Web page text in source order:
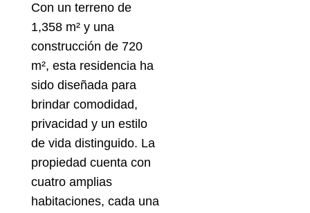
Con un terreno de
1,358 m² y una
construcción de 720
m², esta residencia ha
sido diseñada para
brindar comodidad,
privacidad y un estilo
de vida distinguido. La
propiedad cuenta con
cuatro amplias
habitaciones, cada una